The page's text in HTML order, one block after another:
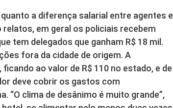
a diferença salarial entre agentes e
em geral os policiais recebem
tem delegados que ganham R$ 18 mil.
fora da cidade de origem. A
ao valor de R$ 110 no estado, e de
deve cobrir os gastos com
“O clima de desânimo é muito grande”,